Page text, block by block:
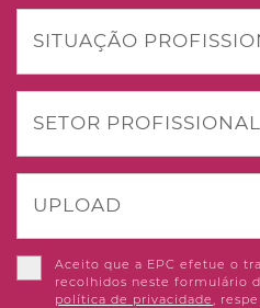
SITUAÇÃO
SETOR
UPLOAD
Aceito que a EPC efetue o
recolhidos neste formulário
política de privacidade,